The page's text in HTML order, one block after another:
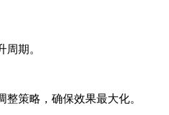
期。
策略，确保效果最大化。